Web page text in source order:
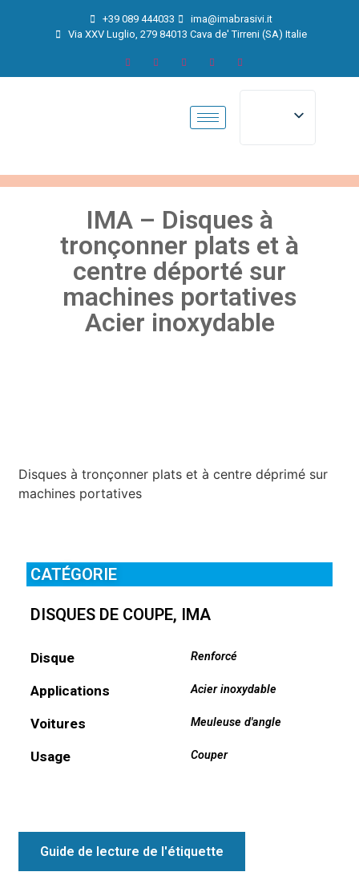
+39 089 444033
ima@imabrasivi.it
Via XXV Luglio, 279 84013 Cava de' Tirreni (SA) Italie
IMA – Disques à
tronçonner plats et à
centre déporté sur
machines portatives
Acier inoxydable
Disques à tronçonner plats et à centre déprimé sur
machines portatives
CATÉGORIE
DISQUES DE COUPE, IMA
Disque Renforcé
Applications Acier inoxydable
Voitures Meuleuse d'angle
Usage Couper
Guide de lecture de l'étiquette